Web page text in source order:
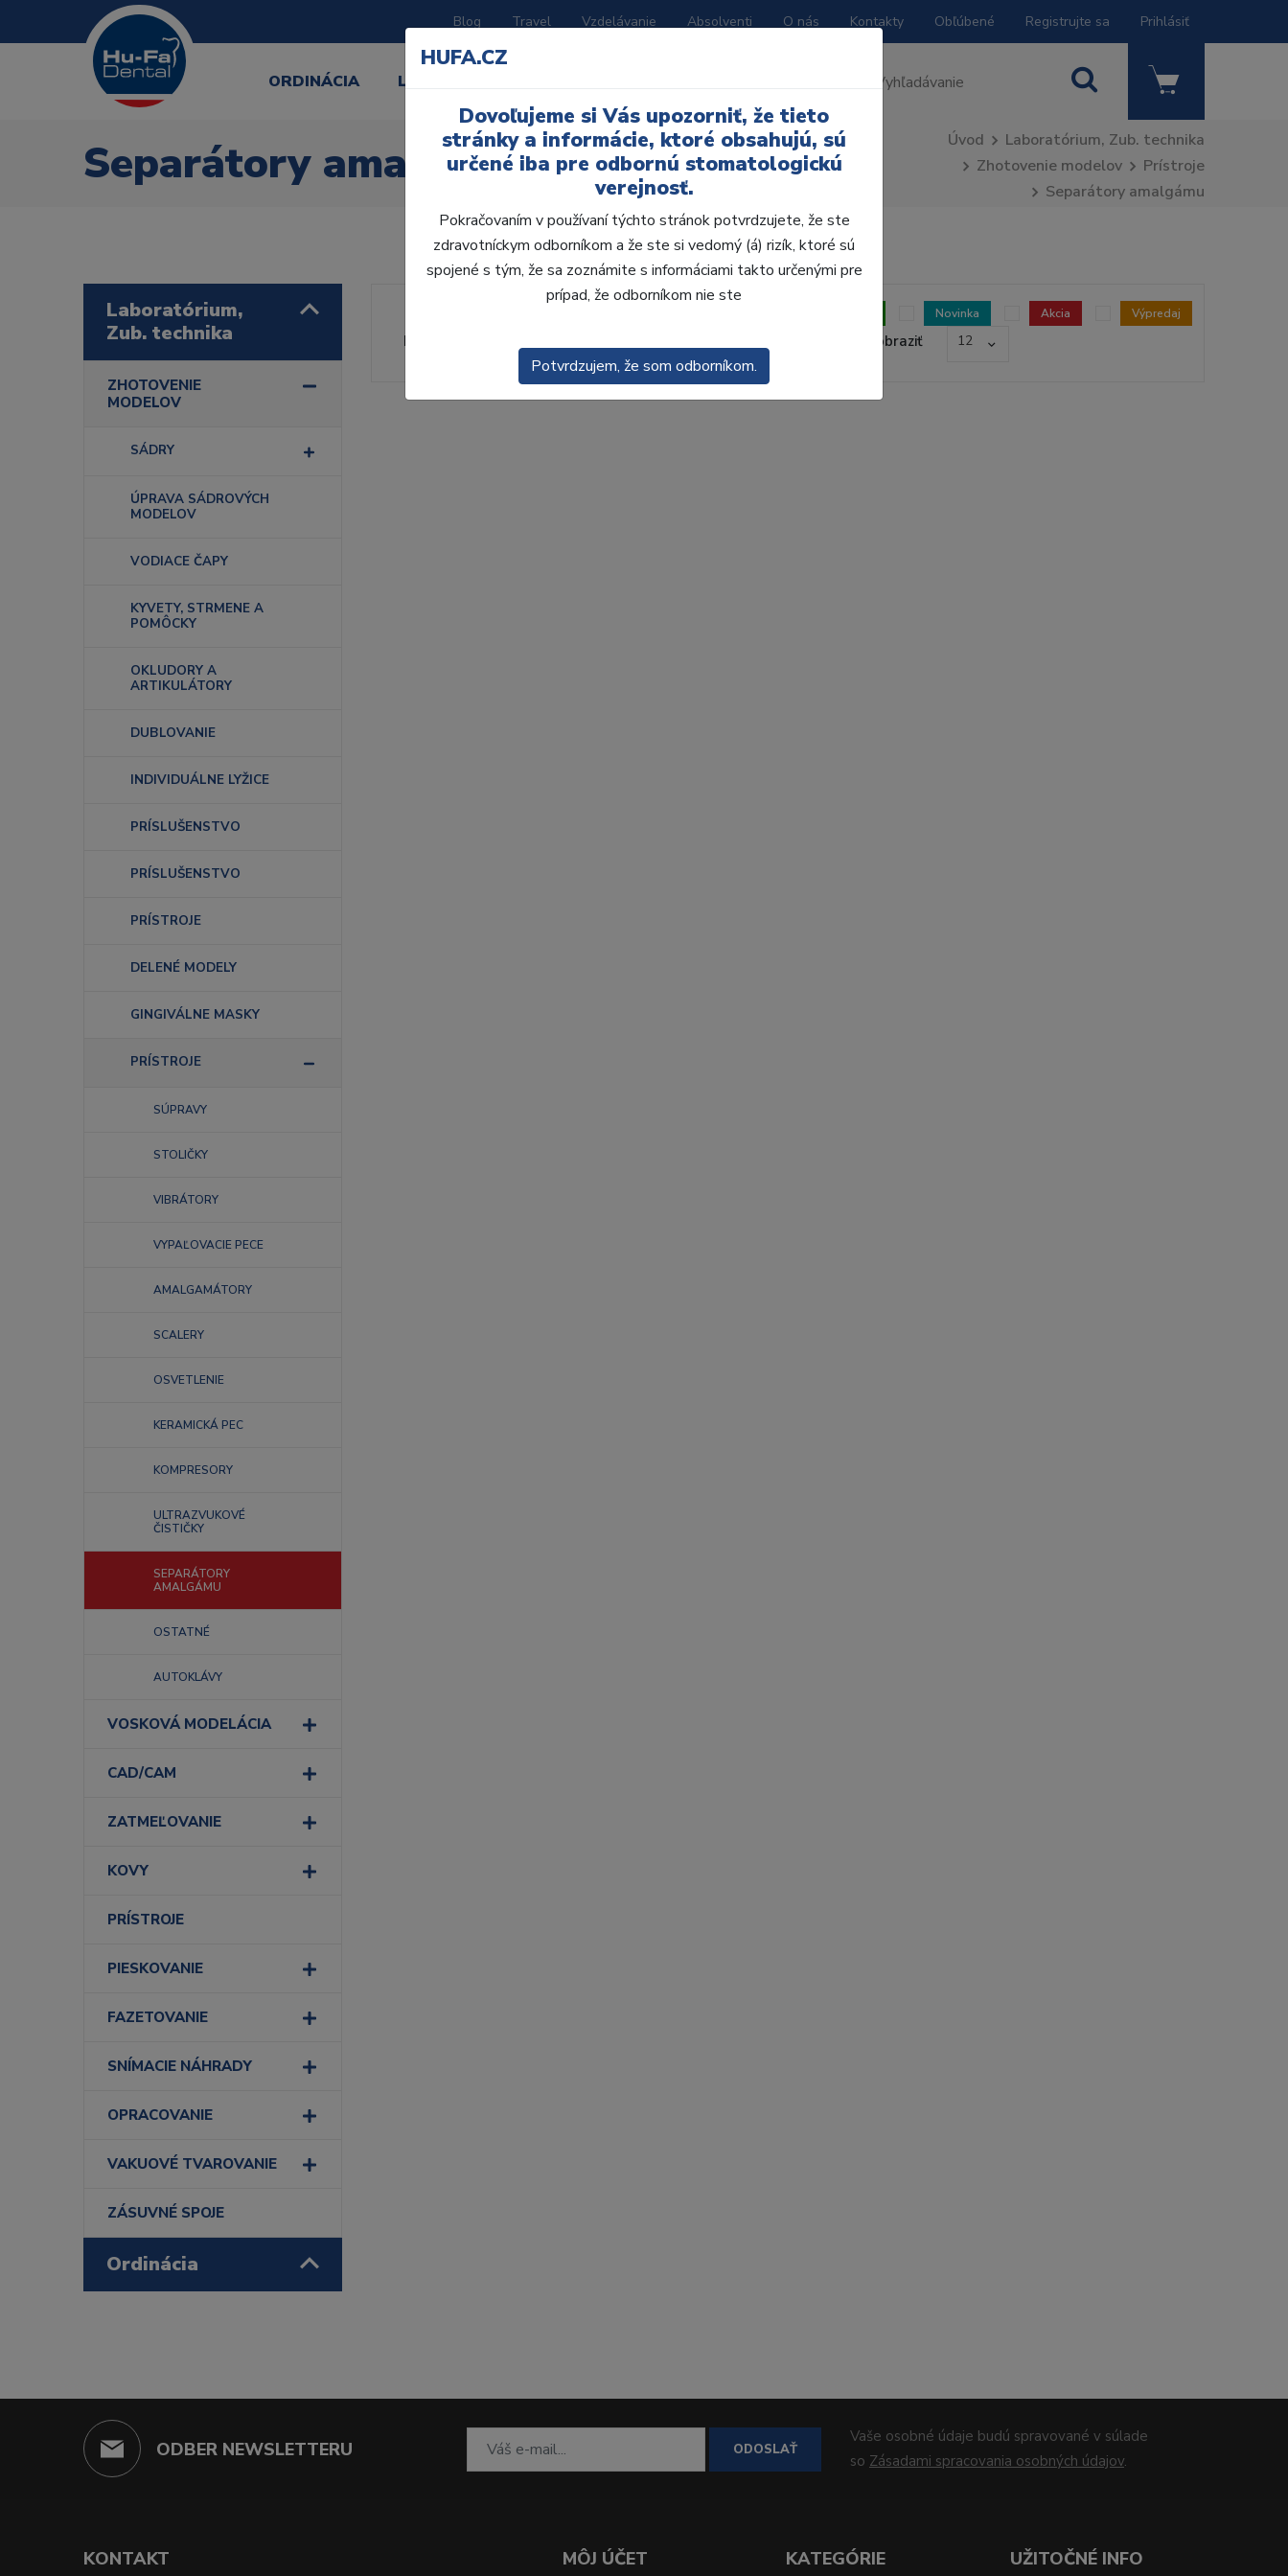
Blog Travel Vzdelávanie Absolventi O nás Kontakty Obľúbené Registrujte sa Prihlásiť
ORDINÁCIA LABORATÓRIUM
Separátory amalgámu Úvod
Laboratórium, Zub. technika
Zhotovenie modelov
Prístroje
Separátory amalgámu
Laboratórium,
Zub. technika
ZHOTOVENIE
MODELOV
SÁDRY
ÚPRAVA SÁDROVÝCH
MODELOV
VODIACE ČAPY
KYVETY, STRMENE A
POMÔCKY
OKLUDORY A
ARTIKULÁTORY
DUBLOVANIE
INDIVIDUÁLNE LYŽICE
PRÍSLUŠENSTVO
PRÍSLUŠENSTVO
PRÍSTROJE
DELENÉ MODELY
GINGIVÁLNE MASKY
PRÍSTROJE
SÚPRAVY
STOLIČKY
VIBRÁTORY
VYPAĽOVACIE PECE
AMALGAMÁTORY
SCALERY
OSVETLENIE
KERAMICKÁ PEC
KOMPRESORY
ULTRAZVUKOVÉ
ČISTIČKY
SEPARÁTORY
AMALGÁMU
OSTATNÉ
AUTOKLÁVY
VOSKOVÁ MODELÁCIA
CAD/CAM
ZATMEĽOVANIE
KOVY
PRÍSTROJE
PIESKOVANIE
FAZETOVANIE
SNÍMACIE NÁHRADY
OPRACOVANIE
VAKUOVÉ TVAROVANIE
ZÁSUVNÉ SPOJE
Ordinácia
Novinka Akcia Výpredaj
Radenie Zobraziť 12
ODBER NEWSLETTERU ODOSLAŤ
Vaše osobné údaje budú spravované v súlade
so Zásadami spracovania osobných údajov.
KONTAKT MÔJ ÚČET KATEGÓRIE UŽITOČNÉ INFO
HUFA.CZ
Dovoľujeme si Vás upozorniť, že tieto
stránky a informácie, ktoré obsahujú, sú
určené iba pre odbornú stomatologickú
verejnosť.
Pokračovaním v používaní týchto stránok potvrdzujete, že ste
zdravotníckym odborníkom a že ste si vedomý (á) rizík, ktoré sú
spojené s tým, že sa zoznámite s informáciami takto určenými pre
prípad, že odborníkom nie ste
Potvrdzujem, že som odborníkom.